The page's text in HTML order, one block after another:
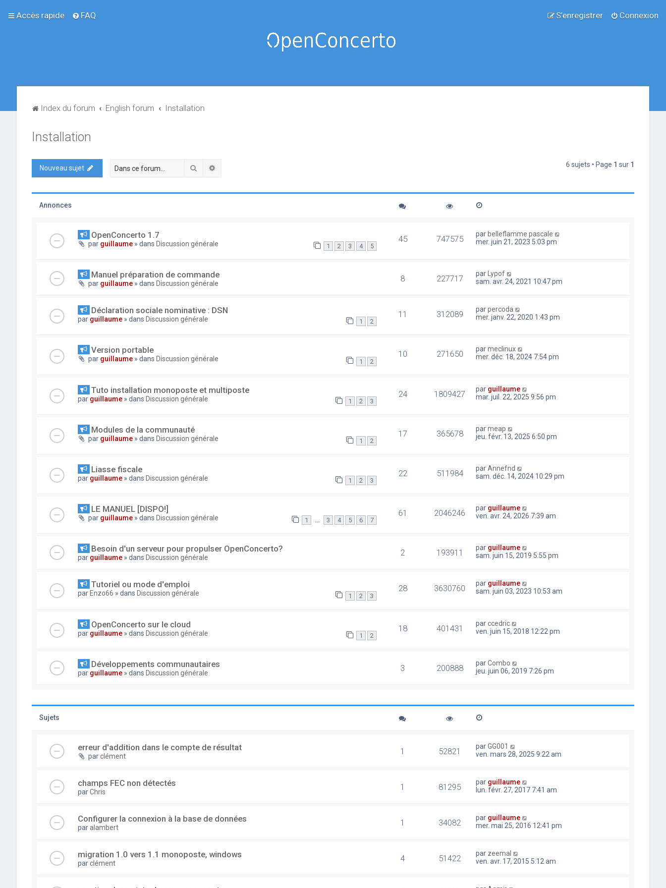
Accès rapide FAQ Connexion
S’enregistrer
Index du forum English forum Installation
Installation
Nouveau sujet Rechercher 6 sujets • Page 1 sur 1
Annonces
OpenConcerto 1.7
par guillaume » dans Discussion générale 1 2 3 4 5
45 747575 par belleflamme pascale
mer. juin 21, 2023 5:03 pm
Manuel préparation de commande
par guillaume » dans Discussion générale 8 227717 par Lypof
sam. avr. 24, 2021 10:47 pm
Déclaration sociale nominative : DSN
par guillaume » dans Discussion générale 1 2
11 312089 parpercoda
mer. janv. 22, 2020 1:43 pm
Version portable
par guillaume » dans Discussion générale 1 2
10 271650 parmeclinux
mer. déc. 18, 2024 7:54 pm
Tuto installation monoposte et multiposte
par guillaume » dans Discussion générale 1 2 3
24 1809427 par guillaume
mar. juil. 22, 2025 9:56 pm
Modules de la communauté
par guillaume » dans Discussion générale 1 2
17 365678 parmeap
jeu. févr. 13, 2025 6:50 pm
Liasse fiscale
par guillaume » dans Discussion générale 1 2 3
22 511984 parAnnefnd
sam. déc. 14, 2024 10:29 pm
LE MANUEL [DISPO!]
par guillaume » dans Discussion générale 1 … 3 4 5 6 7
61 2046246 par guillaume
ven. avr. 24, 2026 7:39 am
Besoin d'un serveur pour propulser OpenConcerto?
par guillaume » dans Discussion générale 2 193911 par guillaume
sam. juin 15, 2019 5:55 pm
Tutoriel ou mode d'emploi
par Enzo66 » dans Discussion générale 1 2 3
28 3630760 par guillaume
sam. juin 03, 2023 10:53 am
OpenConcerto sur le cloud
par guillaume » dans Discussion générale 1 2
18 401431 parccedric
ven. juin 15, 2018 12:22 pm
Développements communautaires
par guillaume » dans Discussion générale 3 200888 parCombo
jeu. juin 06, 2019 7:26 pm
Sujets
erreur d'addition dans le compte de résultat
parclément 1 52821 parGG001
ven. mars 28, 2025 9:22 am
champs FEC non détectés
parChris 1 81295 par guillaume
lun. févr. 27, 2017 7:41 am
Configurer la connexion à la base de données
paralambert 1 34082 par guillaume
mer. mai 25, 2016 12:41 pm
migration 1.0 vers 1.1 monoposte, windows
parclément 4 51422 par zeemal
ven. avr. 17, 2015 5:12 am